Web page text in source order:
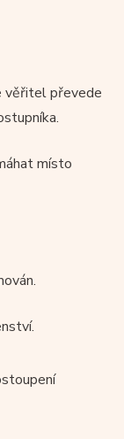
věřitel převede
místo